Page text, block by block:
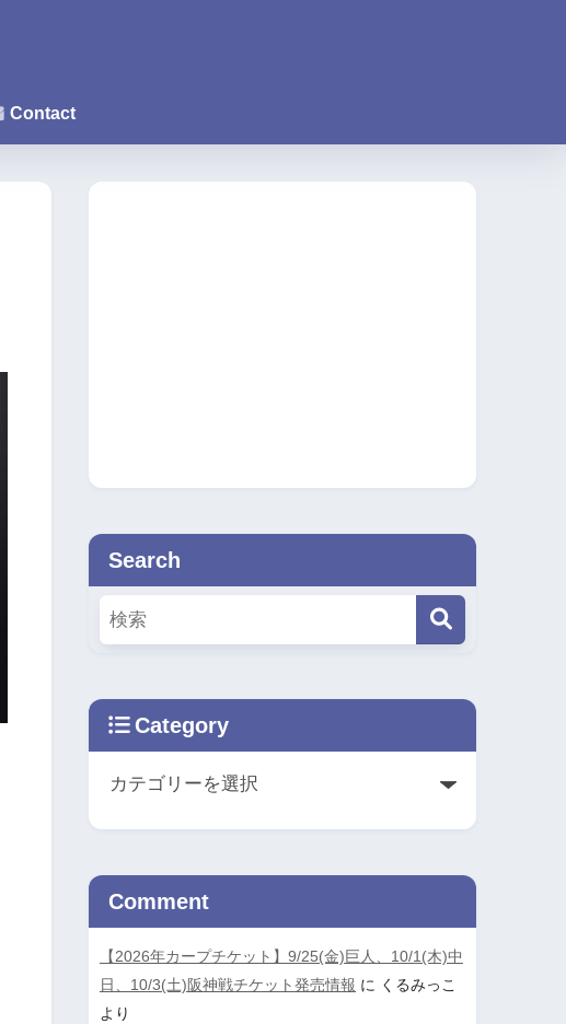
Contact
Search
Category
Comment
【2026年カープチケット】9/25(金)巨人、10/1(木)中
日、10/3(土)阪神戦チケット発売情報 に くるみっこ
より